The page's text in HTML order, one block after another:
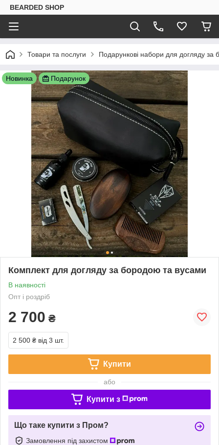
BEARDED SHOP
Товари та послуги Подарункові набори для догляду за
Новинка Подарунок
Комплект для догляду за бородою та вусами
В наявності
Опт і роздріб
2 700 ₴
2 500 ₴ від 3 шт.
Купити
або
Купити з
Що таке купити з Пром?
Замовлення під захистом